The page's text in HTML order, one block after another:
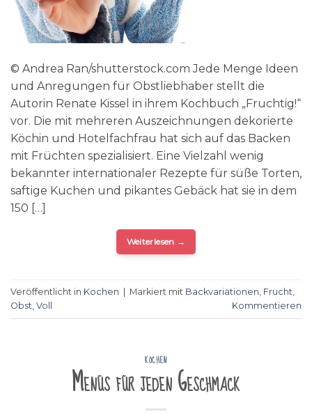
© Andrea Ran/shutterstock.com Jede Menge Ideen
und Anregungen für Obstliebhaber stellt die
Autorin Renate Kissel in ihrem Kochbuch „Fruchtig!“
vor. Die mit mehreren Auszeichnungen dekorierte
Köchin und Hotelfachfrau hat sich auf das Backen
mit Früchten spezialisiert. Eine Vielzahl wenig
bekannter internationaler Rezepte für süße Torten,
saftige Kuchen und pikantes Gebäck hat sie in dem
150 […]
Weiterlesen →
Veröffentlicht in Kochen | Markiert mit Backvariationen Frucht
Obst Voll Kommentieren
KOCHEN
Menüs für jeden Geschmack